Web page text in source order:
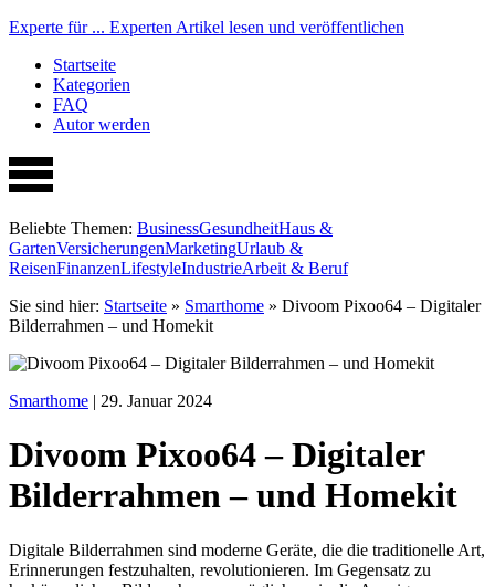
Experte für ... Experten Artikel lesen und veröffentlichen
Startseite
Kategorien
FAQ
Autor werden
Beliebte Themen: BusinessGesundheitHaus &
GartenVersicherungenMarketingUrlaub &
ReisenFinanzenLifestyleIndustrieArbeit & Beruf
Sie sind hier: Startseite » Smarthome » Divoom Pixoo64 – Digitaler
Bilderrahmen – und Homekit
Smarthome | 29. Januar 2024
Divoom Pixoo64 – Digitaler
Bilderrahmen – und Homekit
Digitale Bilderrahmen sind moderne Geräte, die die traditionelle Art,
Erinnerungen festzuhalten, revolutionieren. Im Gegensatz zu